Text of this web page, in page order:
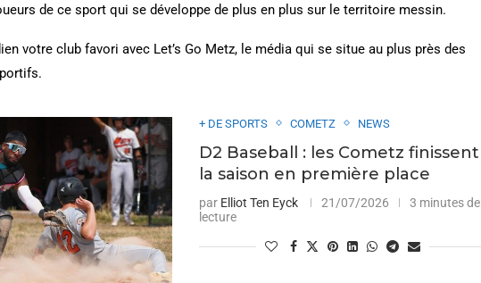
de ce sport qui se développe de plus en plus sur le territoire messin.
votre club favori avec Let’s Go Metz, le média qui se situe au plus près des
+ DE SPORTS COMETZ NEWS
D2 Baseball : les Cometz finissent
la saison en première place
par Elliot Ten Eyck 21/07/2026
3 minutes de
lecture